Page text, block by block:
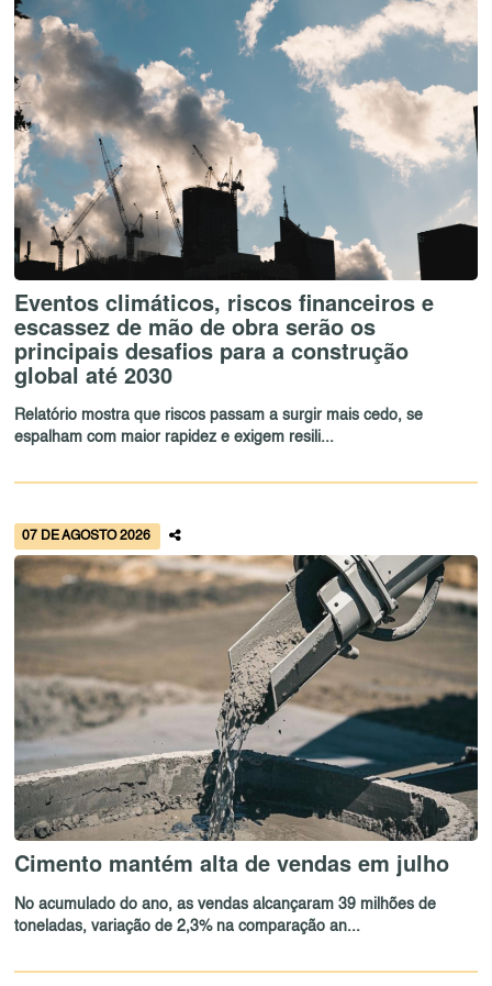
Eventos climáticos, riscos financeiros e
escassez de mão de obra serão os
principais desafios para a construção
global até 2030
Relatório mostra que riscos passam a surgir mais cedo, se
espalham com maior rapidez e exigem resili...
07 DE AGOSTO 2026
Cimento mantém alta de vendas em julho
No acumulado do ano, as vendas alcançaram 39 milhões de
toneladas, variação de 2,3% na comparação an...